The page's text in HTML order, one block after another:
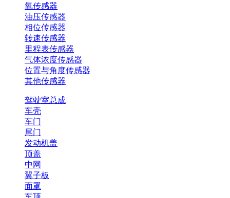
氧传感器
油压传感器
相位传感器
转速传感器
里程表传感器
气体浓度传感器
位置与角度传感器
其他传感器
驾驶室总成
车壳
车门
尾门
发动机盖
顶盖
中网
翼子板
面罩